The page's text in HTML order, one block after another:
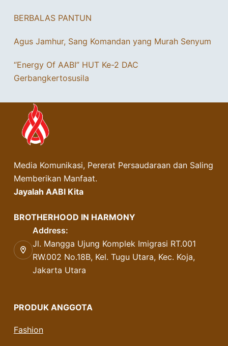
BERBALAS PANTUN
Agus Jamhur, Sang Komandan yang Murah Senyum
“Energy Of AABI” HUT Ke-2 DAC
Gerbangkertosusila
Media Komunikasi, Pererat Persaudaraan dan Saling
Memberikan Manfaat.
Jayalah AABI Kita
BROTHERHOOD IN HARMONY
Address:
Jl. Mangga Ujung Komplek Imigrasi RT.001
RW.002 No.18B, Kel. Tugu Utara, Kec. Koja,
Jakarta Utara
PRODUK ANGGOTA
Fashion